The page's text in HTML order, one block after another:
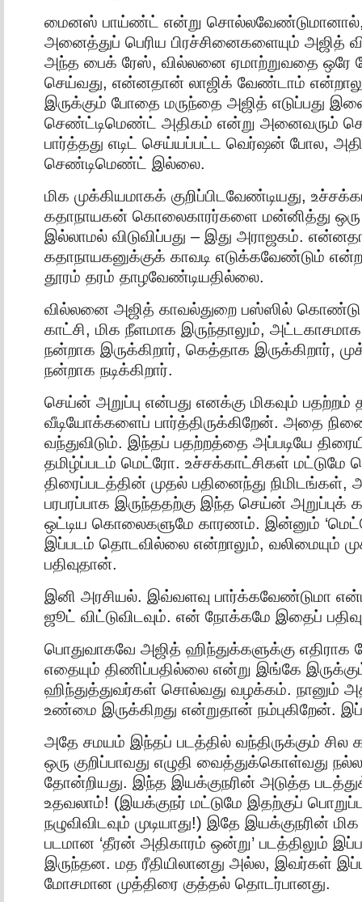
மைனஸ் பாய்ண்ட் என்று சொல்லவேண்டுமானால்,
அனைத்துப் பெரிய பிரச்சினைகளையும் அஜித்
அந்த பைக் ரேஸ், வில்லனை ஏமாற்றுவதை ஒரே
செய்வது, என்னதான் லாஜிக் வேண்டாம்
இருக்கும் போதை மருந்தை அஜித் எடுப்பது
செண்ட்டிமெண்ட் அதிகம் என்று அனைவரும்
பார்த்தது எடிட் செய்யப்பட்ட வெர்ஷன் போல,
செண்டிமெண்ட் இல்லை.
மிக முக்கியமாகக் குறிப்பிடவேண்டியது,
கதாநாயகன் கொலைகாரர்களை மன்னித்து ஒரு
இல்லாமல் விடுவிப்பது – இது அராஜகம்.
கதாநாயகனுக்குக் காவடி எடுக்கவேண்டும்
தூரம் தரம் தாழவேண்டியதில்லை.
வில்லனை அஜித் காவல்துறை பஸ்ஸில் கொண்டு
காட்சி, மிக நீளமாக இருந்தாலும்,
நன்றாக இருக்கிறார், கெத்தாக இருக்கிறார்,
நன்றாக நடிக்கிறார்.
செய்ன் அறுப்பு என்பது எனக்கு மிகவும் பதற்றம்
வீடியோக்களைப் பார்த்திருக்கிறேன். அதை
வந்துவிடும். இந்தப் பதற்றத்தை அப்படியே
தமிழ்ப்படம் மெட்ரோ. உச்சக்காட்சிகள் மட்டுமே
திரைப்படத்தின் முதல் பதினைந்து நிமிடங்கள்,
பரபரப்பாக இருந்ததற்கு இந்த செய்ன் அறுப்புக்
ஒட்டிய கொலைகளுமே காரணம். இன்னும்
இப்படம் தொடவில்லை என்றாலும், வலிமையும்
பதிவுதான்.
இனி அரசியல். இவ்வளவு பார்க்கவேண்டுமா
ஜூட் விட்டுவிடவும். என் நோக்கமே இதைப்
பொதுவாகவே அஜித் ஹிந்துக்களுக்கு
எதையும் திணிப்பதில்லை என்று இங்கே
ஹிந்துத்துவர்கள் சொல்வது வழக்கம். நானும்
உண்மை இருக்கிறது என்றுதான் நம்புகிறேன்.
அதே சமயம் இந்தப் படத்தில் வந்திருக்கும் சில
ஒரு குறிப்பாவது எழுதி வைத்துக்கொள்வது
தோன்றியது. இந்த இயக்குநரின் அடுத்த
உதவலாம்! (இயக்குநர் மட்டுமே இதற்குப்
நழுவிவிடவும் முடியாது!) இதே இயக்குநரின்
படமான ‘தீரன் அதிகாரம் ஒன்று’ படத்திலும்
இருந்தன. மத ரீதியிலானது அல்ல, இவர்கள்
மோசமான முத்திரை குத்தல் தொடர்பானது.